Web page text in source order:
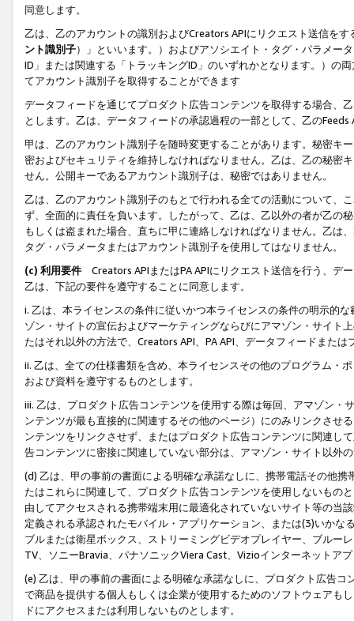
同意します。
乙は、乙のアカウントの識別およびCreators APIにリクエスト送信を
ント識別子）」といいます。）およびアソシエイト・タグ・パラメー
ID」または関連する「トラッキングID」のいずれかとなります。）の
てアカウント識別子を取得することができます
データフィードを通じてプロダクト広告コンテンツを取得する場合、
とします。乙は、データフィードの承認過程の一部として、乙の
甲は、乙のアカウント識別子を随時変更することがあります。秘密キ
密およびセキュリティを維持しなければなりません。乙は、乙の秘密
せん。公開キーであるアカウント識別子は、秘密ではありません。
乙は、乙のアカウント識別子のもとで行われる全ての活動について、
ず、全面的に責任を負います。したがって、乙は、乙以外の者が乙の
もしくは盗まれた場合、直ちに甲に連絡しなければなりません。乙は
タグ・パラメータまたはアカウント識別子を使用してはなりません。
(c) 利用要件 Creators APIまたはPA APIにリクエスト送信を行う、デ
乙は、下記の要件を遵守することに同意します。
i. 乙は、本ライセンスの条件に従いかつ本ライセンスの条件の明示的
ゾン・サイトの宣伝およびマーケティングならびにアマゾン・サイト
たはそれ以外の方法で、Creators API、PA API、データフィードまた
ii. 乙は、全ての仕様書類を含め、本ライセンスその他のプログラム・
および資料を遵守するものとします。
iii. 乙は、プロダクト広告コンテンツを使用する際は毎回、アマゾン
ンテンツが最も直接的に関連するその他のページ）にのみリンクさせ
ンテンツをリンクさせず、またはプロダクト広告コンテンツに関連し
告コンテンツに密接に関連していない部分は、アマゾン・サイト以外
(d) 乙は、甲の事前の書面による明確な承諾なしに、携帯電話その他
たはこれらに関連して、プロダクト広告コンテンツを使用しないもの
由してアクセスされる携帯端末用に最適化されていないサイト等の当
定義される承認されたモバイル・アプリケーション、または(3)いか
ブルまたは衛星ボックス、ストリーミングビデオプレイヤー、ブルー
TV、ソニーBravia、パナソニックViera Cast、Vizioインターネットア
(e) 乙は、甲の事前の書面による明確な承諾なしに、プロダクト広告
で商品を提供する個人もしくは企業が使用するためのソフトウェアも
ドにアクセスまたは利用しないものとします。